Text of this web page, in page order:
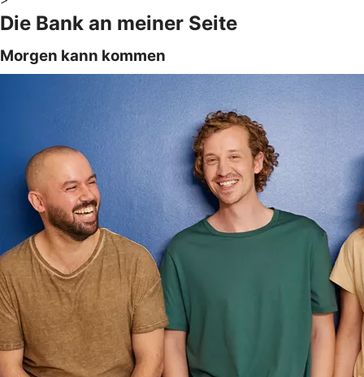
Die Bank an meiner Seite
Morgen kann kommen